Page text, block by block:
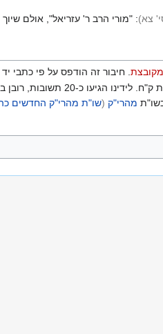
צא): "מורי הרב ר' עזריאל", אולם
. חיבור זה הודפס על פי כתבי
תשובות הלכתיות- רובן לא
מהרי"ק (שו"ת מהרי"ק החדשים